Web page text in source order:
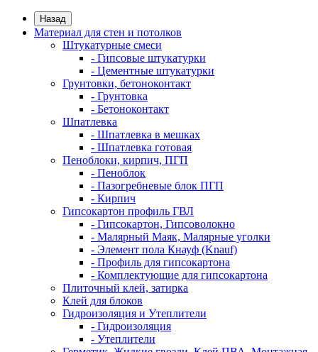
Назад
Материал для стен и потолков
Штукатурные смеси
- Гипсовые штукатурки
- Цементные штукатурки
Грунтовки, бетоноконтакт
- Грунтовка
- Бетоноконтакт
Шпатлевка
- Шпатлевка в мешках
- Шпатлевка готовая
Пеноблоки, кирпич, ПГП
- Пеноблок
- Пазогребневые блок ПГП
- Кирпич
Гипсокартон профиль ГВЛ
- Гипсокартон, Гипсоволокно
- Малярный Маяк, Малярные уголки
- Элемент пола Кнауф (Knauf)
- Профиль для гипсокартона
- Комплектующие для гипсокартона
Плиточный клей, затирка
Клей для блоков
Гидроизоляция и Утеплители
- Гидроизоляция
- Утеплители